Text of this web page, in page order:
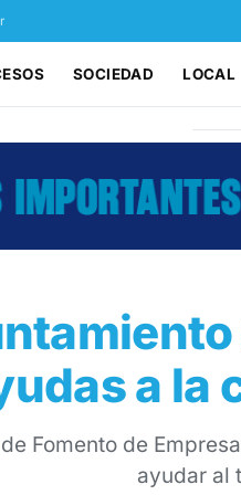
SOCIEDAD LOCAL
a la
Fomento de
ayudar al